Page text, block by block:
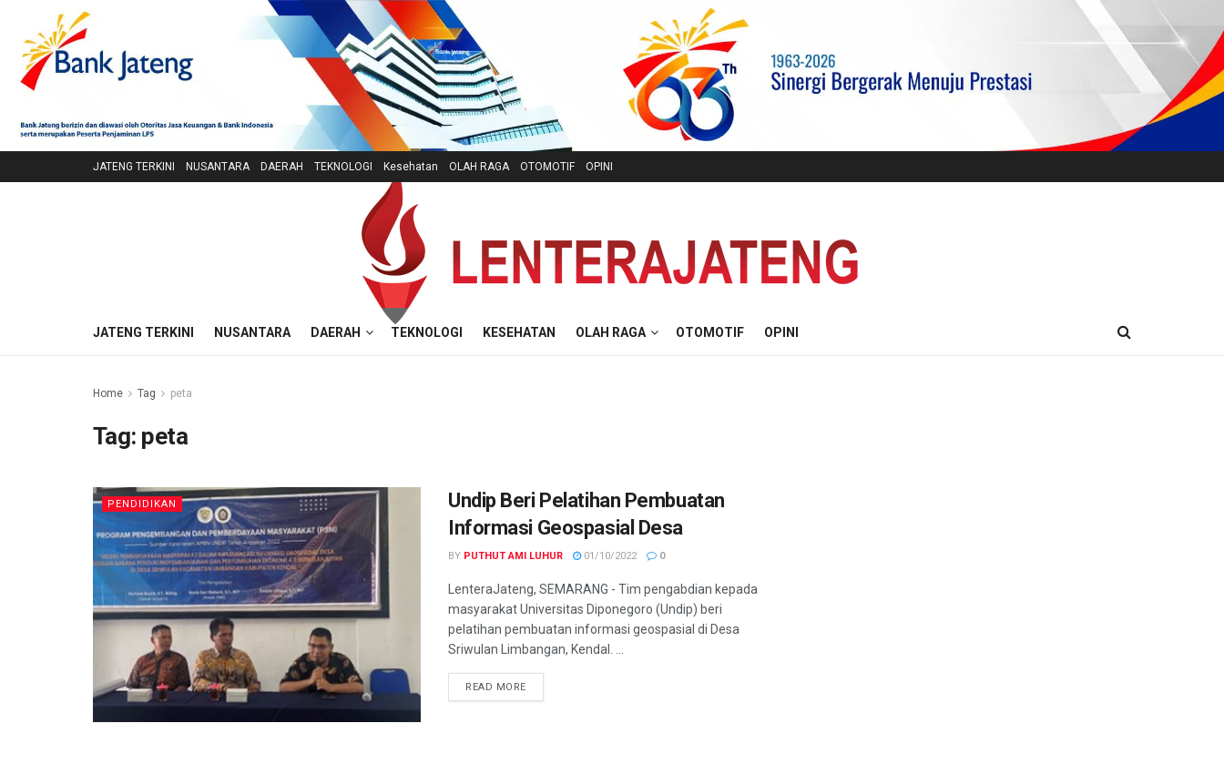
JATENG TERKINI NUSANTARA DAERAH TEKNOLOGI Kesehatan OLAH RAGA OTOMOTIF OPINI
JATENG TERKINI NUSANTARA DAERAH TEKNOLOGI KESEHATAN OLAH RAGA OTOMOTIF OPINI
Home Tag peta
Tag: peta
PENDIDIKAN
Undip Beri Pelatihan Pembuatan
Informasi Geospasial Desa
BY PUTHUT AMI LUHUR 01/10/2022 0
LenteraJateng, SEMARANG - Tim pengabdian kepada
masyarakat Universitas Diponegoro (Undip) beri
pelatihan pembuatan informasi geospasial di Desa
Sriwulan Limbangan, Kendal. ...
READ MOREDETAILS